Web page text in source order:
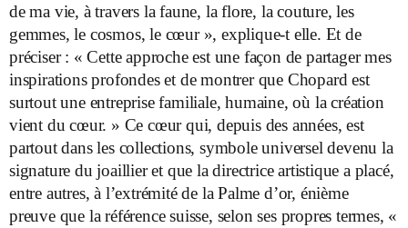
de ma vie, à travers la faune, la flore, la couture, les
gemmes, le cosmos, le cœur », explique-t elle. Et de
préciser : « Cette approche est une façon de partager mes
inspirations profondes et de montrer que Chopard est
surtout une entreprise familiale, humaine, où la création
vient du cœur. » Ce cœur qui, depuis des années, est
partout dans les collections, symbole universel devenu la
signature du joaillier et que la directrice artistique a placé,
entre autres, à l’extrémité de la Palme d’or, énième
preuve que la référence suisse, selon ses propres termes, «